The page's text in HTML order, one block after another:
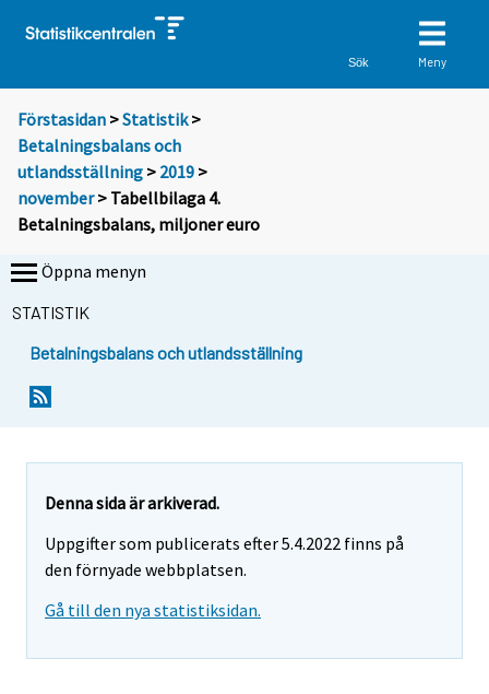
Sök Meny
Förstasidan >Statistik >
Betalningsbalans och
utlandsställning > 2019 >
november> Tabellbilaga 4.
Betalningsbalans, miljoner euro
Öppna menyn
STATISTIK
Betalningsbalans och utlandsställning
Denna sida är arkiverad.
Uppgifter som publicerats efter 5.4.2022 finns på
den förnyade webbplatsen.
Gå till den nya statistiksidan.